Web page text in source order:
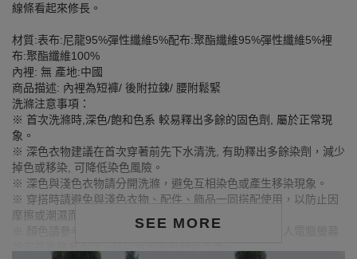
SEE MORE
線條看起來修長。
材質:表布:尼龍95%彈性纖維5%配布:聚酯纖維95%彈性纖維5%裡
布:聚酯纖維100%
內裡: 無 產地:中國
商品描述: 內裡為短褲/ 後附拉鍊/ 腰附鬆緊
洗滌注意事項：
※ 首次洗滌時,深色/飽和色系 較易釋出多餘的固色劑, 屬於正常現
象。
※ 深色衣物建議在首次穿著前先下水清洗, 有助釋出多餘染劑，減少
掉色或移染, 可降低染色風險。
※ 深色與淺色衣物請分開洗滌，避免互相染色或產生移染現象。
※ 穿搭時請避免與淺色衣物、配件、飾品一同搭配使用，以防止因
摩擦或潮濕而導致染色。
※ 顏色請參考單品圖片較為接近，但因圖檔顏色會因個人電腦螢幕